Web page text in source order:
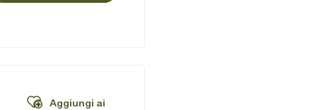
Aggiungi ai